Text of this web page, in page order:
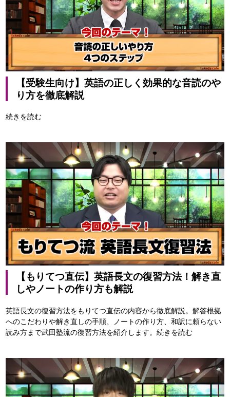
【受験生向け】英語の正しく効果的な音読のや
り方を徹底解説
続きを読む
【もりてつ直伝】英語長文の復習方法！解き直
しやノートの作り方も解説
英語長文の復習方法をもりてつ直伝の内容から徹底解説。解答根拠
へのこだわりや解き直しの手順、ノートの作り方、和訳に頼らない
読み方まで武田塾流の復習方法を紹介します。続きを読む
基本
ルート
教科別
勉強法
参考書
一覧
大学別
対策